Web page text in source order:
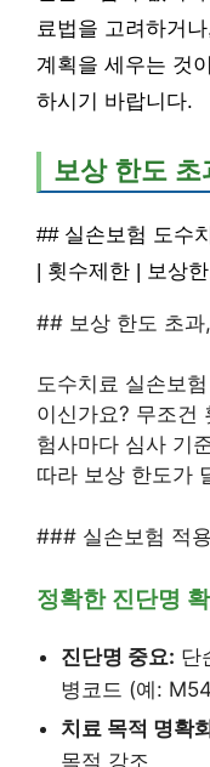
료법을 고려하거
계획을 세우는 것
하시기 바랍니다.
보상 한도
## 실손보험 도수
| 횟수제한 | 보상
## 보상 한도 초과
도수치료 실손보
이신가요? 무조건
험사마다 심사 기
따라 보상 한도가
### 실손보험 적
정확한 진단명
진단명 중요: 단
병코드 (예:
치료 목적 명확
목적 강조